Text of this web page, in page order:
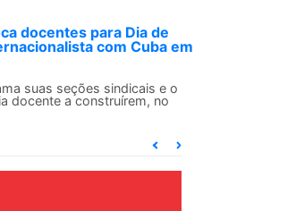
docentes para Dia de
com Cuba em
suas seções sindicais e o
docente a construírem, no